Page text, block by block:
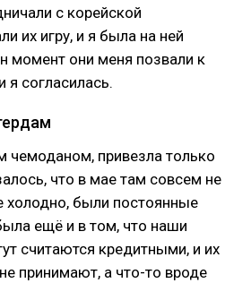
с корейской
их игру, и я была на ней
момент они меня позвали к
я согласилась.
чемоданом, привезла только
что в мае там совсем не
холодно, были постоянные
ещё и в том, что наши
считаются кредитными, и их
принимают, а что-то вроде